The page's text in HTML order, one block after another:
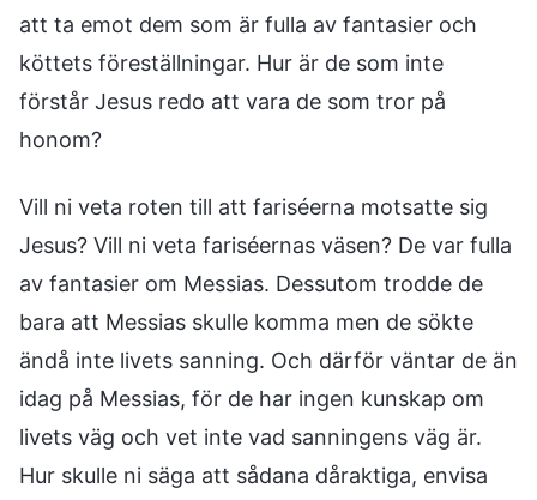
att ta emot dem som är fulla av fantasier och
köttets föreställningar. Hur är de som inte
förstår Jesus redo att vara de som tror på
honom?
Vill ni veta roten till att fariséerna motsatte sig
Jesus? Vill ni veta fariséernas väsen? De var fulla
av fantasier om Messias. Dessutom trodde de
bara att Messias skulle komma men de sökte
ändå inte livets sanning. Och därför väntar de än
idag på Messias, för de har ingen kunskap om
livets väg och vet inte vad sanningens väg är.
Hur skulle ni säga att sådana dåraktiga, envisa